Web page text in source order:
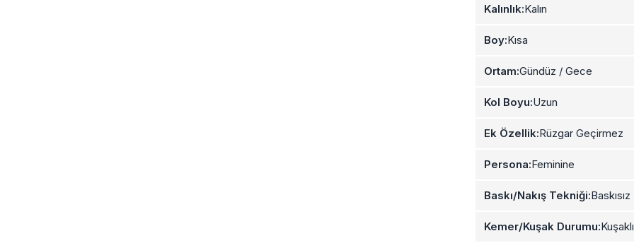
Kalınlık:Kalın
Boy:Kısa
Ortam:Gündüz / Gece
Kol Boyu:Uzun
Ek Özellik:Rüzgar Geçirmez
Persona:Feminine
Baskı/Nakış Tekniği:Baskısız
Kemer/Kuşak Durumu:Kuşaklı